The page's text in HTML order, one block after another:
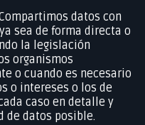
datos con
sea de forma directa o
la legislación
organismos
o cuando es necesario
o intereses o los de
caso en detalle y
de datos posible.